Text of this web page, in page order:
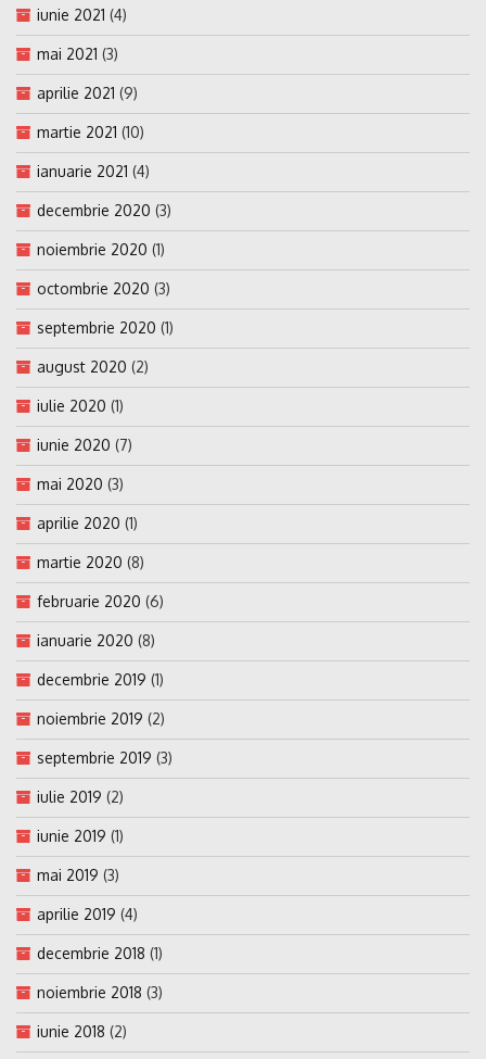
iunie 2021 (4)
mai 2021 (3)
aprilie 2021 (9)
martie 2021 (10)
ianuarie 2021 (4)
decembrie 2020 (3)
noiembrie 2020 (1)
octombrie 2020 (3)
septembrie 2020 (1)
august 2020 (2)
iulie 2020 (1)
iunie 2020 (7)
mai 2020 (3)
aprilie 2020 (1)
martie 2020 (8)
februarie 2020 (6)
ianuarie 2020 (8)
decembrie 2019 (1)
noiembrie 2019 (2)
septembrie 2019 (3)
iulie 2019 (2)
iunie 2019 (1)
mai 2019 (3)
aprilie 2019 (4)
decembrie 2018 (1)
noiembrie 2018 (3)
iunie 2018 (2)